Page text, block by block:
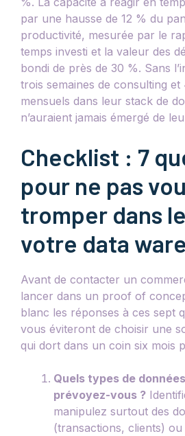
par une hausse de 12 % du
productivité, mesurée par le
temps investi et la valeur des
bondi de près de 30 %. Sans
trois semaines de consulting
mensuels dans leur stack de
n’auraient jamais émergé de
Checklist : 7
pour ne pas
tromper dans
votre data
Avant de contacter un
lancer dans un proof of
blanc les réponses à ces sept
vous éviteront de choisir une
qui dort dans un coin six mois
Quels types de
prévoyez-vous ?
manipulez surtout des
(transactions, clients)